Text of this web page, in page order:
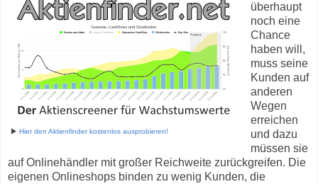
▶ Hier den Aktienfinder kostenlos ausprobieren!
überhaupt
noch eine
Chance
haben will,
muss seine
Kunden auf
anderen
Wegen
erreichen
und dazu
müssen sie
auf Onlinehändler mit großer Reichweite zurückgreifen. Die
eigenen Onlineshops binden zu wenig Kunden, die